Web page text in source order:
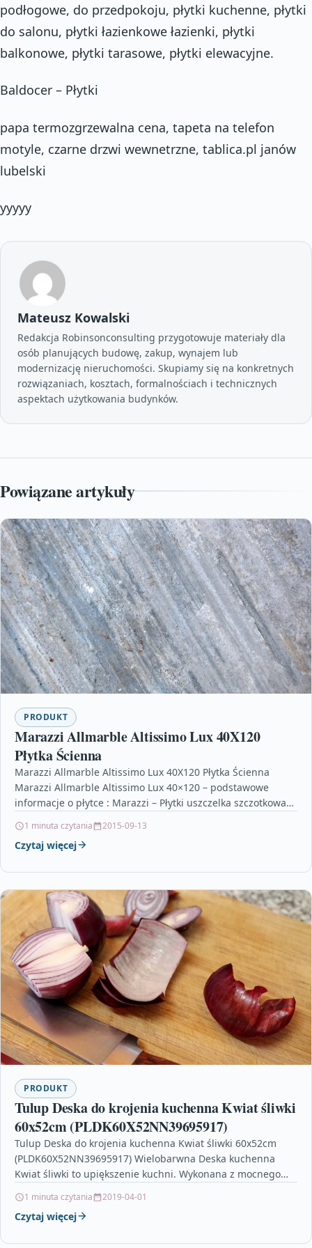
podłogowe, do przedpokoju, płytki kuchenne, płytki
do salonu, płytki łazienkowe łazienki, płytki
balkonowe, płytki tarasowe, płytki elewacyjne.
Baldocer – Płytki
papa termozgrzewalna cena, tapeta na telefon
motyle, czarne drzwi wewnetrzne, tablica.pl janów
lubelski
yyyyy
Mateusz Kowalski
Redakcja Robinsonconsulting przygotowuje materiały dla
osób planujących budowę, zakup, wynajem lub
modernizację nieruchomości. Skupiamy się na konkretnych
rozwiązaniach, kosztach, formalnościach i technicznych
aspektach użytkowania budynków.
Powiązane artykuły
PRODUKT
Marazzi Allmarble Altissimo Lux 40X120
Płytka Ścienna
Marazzi Allmarble Altissimo Lux 40X120 Płytka Ścienna
Marazzi Allmarble Altissimo Lux 40×120 – podstawowe
informacje o płytce : Marazzi – Płytki uszczelka szczotkowa
1 minuta czytania 2015-09-13
Czytaj więcej
PRODUKT
Tulup Deska do krojenia kuchenna Kwiat śliwki
60x52cm (PLDK60X52NN39695917)
Tulup Deska do krojenia kuchenna Kwiat śliwki 60x52cm
(PLDK60X52NN39695917) Wielobarwna Deska kuchenna
Kwiat śliwki to upiększenie kuchni. Wykonana z mocnego
1 minuta czytania 2019-04-01
Czytaj więcej